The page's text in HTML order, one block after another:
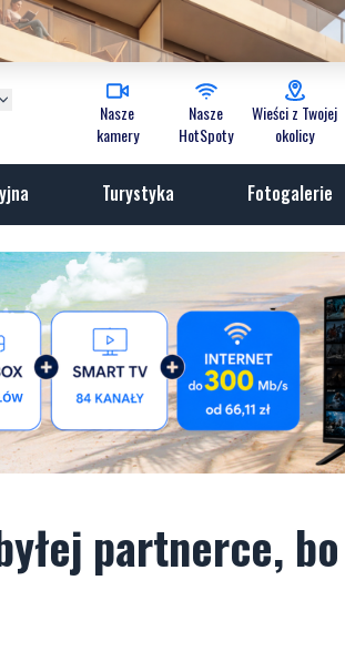
Nasze
kamery
Nasze
HotSpoty
Wieści z Twojej
okolicy
Turystyka Fotogalerie
partnerce, bo